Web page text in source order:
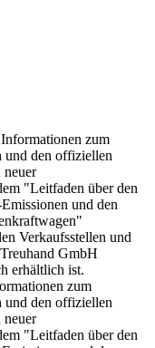
zum
den offiziellen
neuer
"Leitfaden über den
und den
Verkaufsstellen und
GmbH
erhältlich ist.
zum
den offiziellen
neuer
"Leitfaden über den